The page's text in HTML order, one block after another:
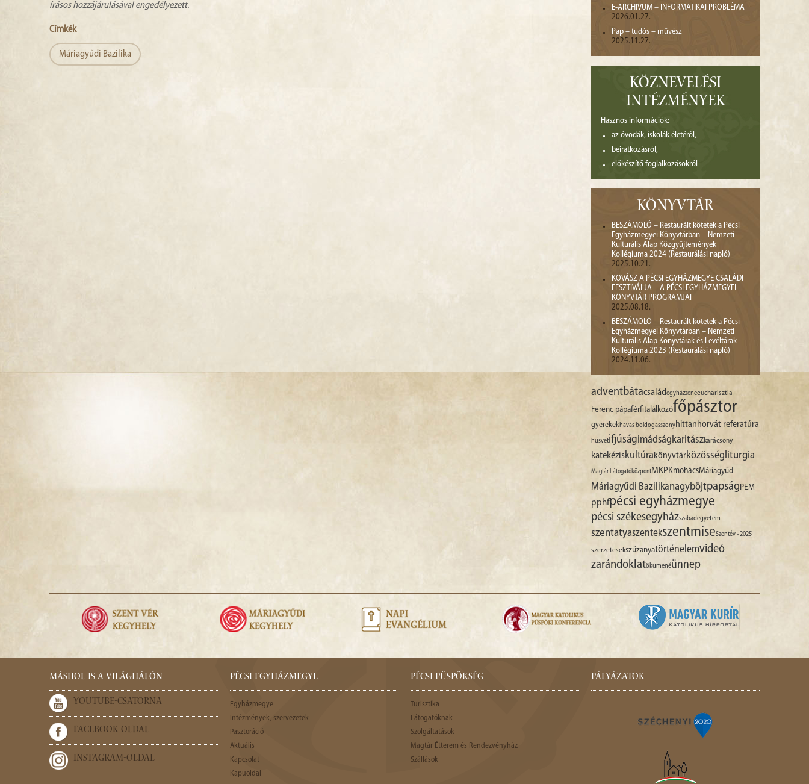
írásos hozzájárulásával engedélyezett.
Címkék
Máriagyűdi Bazilika
E-ARCHIVUM – INFORMATIKAI PROBLÉMA
2026.01.27.
Pap – tudós – művész
2025.11.27.
KÖZNEVELÉSI
INTÉZMÉNYEK
Hasznos információk:
az óvodák, iskolák életéről,
beiratkozásról,
előkészítő foglalkozásokról
KÖNYVTÁR
BESZÁMOLÓ – Restaurált kötetek a Pécsi
Egyházmegyei Könyvtárban – Nemzeti
Kulturális Alap Közgyűjtemények
Kollégiuma 2024 (Restaurálási napló)
2025.10.21.
KOVÁSZ A PÉCSI EGYHÁZMEGYE CSALÁDI
FESZTIVÁLJA – A PÉCSI EGYHÁZMEGYEI
KÖNYVTÁR PROGRAMJAI
2025.08.18.
BESZÁMOLÓ – Restaurált kötetek a Pécsi
Egyházmegyei Könyvtárban – Nemzeti
Kulturális Alap Könyvtárak és Levéltárak
Kollégiuma 2023 (Restaurálási napló)
2024.11.06.
adventbátacsaládegyházzeneeucharisztia
Ferenc pápaférfitalálkozófőpásztor
gyerekekhavas boldogasszonyhittanhorvát referatúra
húsvétifjúságimádságkaritászkarácsony
katekéziskultúra könyvtárközösségliturgia
Magtár LátogatóközpontMKPKmohácsMáriagyűd
Máriagyűdi Bazilikanagyböjtpapság PEM
pphfpécsi egyházmegye
pécsi székesegyházszabadegyetem
szentatyaszentekszentmiseSzentév - 2025
szerzetesekszűzanyatörténelemvideó
zarándoklatökumenéünnep
MÁSHOL IS A VILÁGHÁLÓN
YOUTUBE-CSATORNA
FACEBOOK-OLDAL
INSTAGRAM-OLDAL
PÉCSI EGYHÁZMEGYE
Egyházmegye
Intézmények, szervezetek
Pasztoráció
Aktuális
Kapcsolat
Kapuoldal
PÉCSI PÜSPÖKSÉG
Turisztika
Látogatóknak
Szolgáltatások
Magtár Étterem és Rendezvényház
Szállások
PÁLYÁZATOK